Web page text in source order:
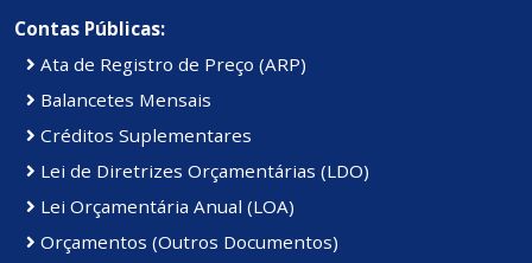
Contas Públicas:
Ata de Registro de Preço (ARP)
Balancetes Mensais
Créditos Suplementares
Lei de Diretrizes Orçamentárias (LDO)
Lei Orçamentária Anual (LOA)
Orçamentos (Outros Documentos)